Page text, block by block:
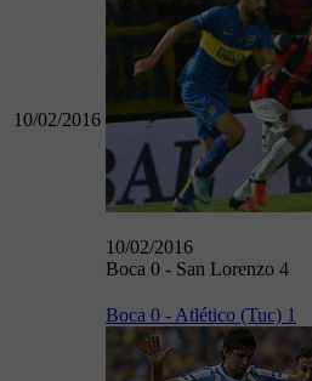
10/02/2016
10/02/2016
Boca 0 - San Lorenzo 4
Boca 0 - Atlético (Tuc) 1